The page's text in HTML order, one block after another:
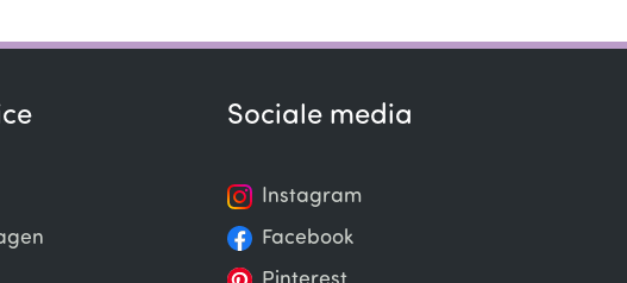
Sociale media
Instagram
Facebook